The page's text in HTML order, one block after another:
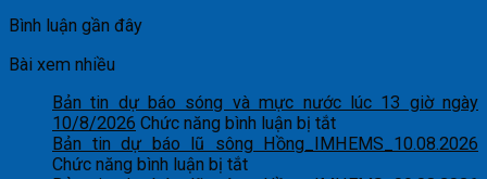
Bình luận gần đây
Bài xem nhiều
Bản tin dự báo sóng và mực nước lúc 13 giờ ngày
10/8/2026 Chức năng bình luận bị tắtở
Bản
Bản tin dự báo lũ sông Hồng_IMHEMS_10.08.2026
Chức năng bình luận bị tắtở